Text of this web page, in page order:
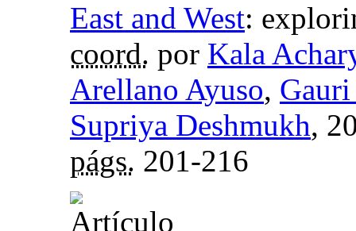
East and West:
coord. por Kala
Arellano Ayuso,
Supriya Deshmukh,
págs. 201-216